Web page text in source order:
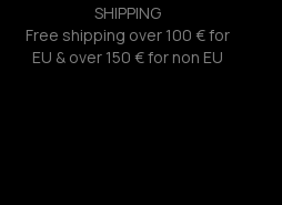
SHIPPING
Free shipping over 100 € for
EU & over 150 € for non EU